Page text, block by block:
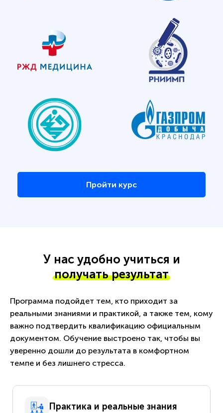
Пройти курс
У нас удобно учиться и
получать результат
Программа подойдет тем, кто приходит за
реальными знаниями и практикой, а также тем, кому
важно подтвердить квалификацию официальным
документом. Обучение выстроено так, чтобы вы
уверенно дошли до результата в комфортном
темпе и без лишнего стресса.
Практика и реальные знания